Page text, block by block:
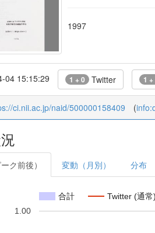
1997
04 15:15:29 1 + 0 Twitter 1 +
ci.nii.ac.jp/naid/500000158409 (
ク前後） 変動（月別） 分布
合計 Twitter (通常)
1.00